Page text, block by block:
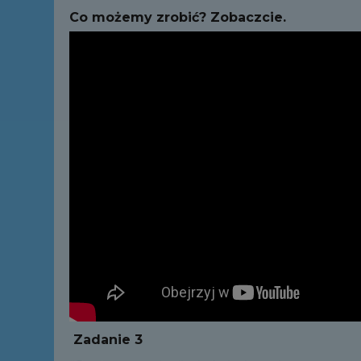
Co możemy zrobić? Zobaczcie.
Zadanie 3